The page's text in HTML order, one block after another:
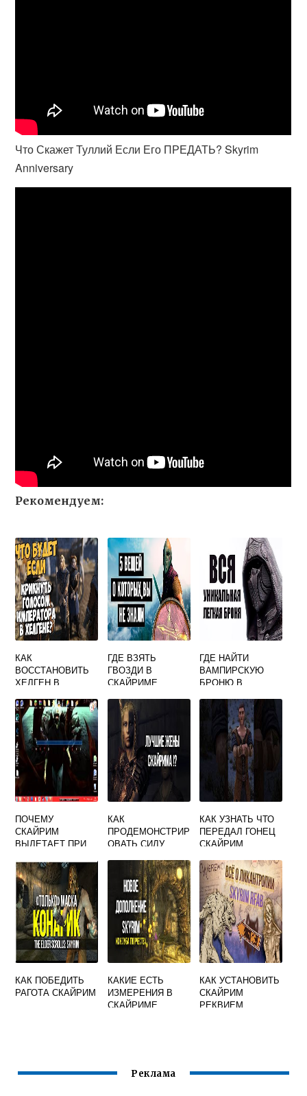
Что Скажет Туллий Если Его ПРЕДАТЬ? Skyrim
Anniversary
Рекомендуем:
КАК
ВОССТАНОВИТЬ
ХЕЛГЕН В
МОДОВ
ГДЕ ВЗЯТЬ
ГВОЗДИ В
СКАЙРИМЕ
ГДЕ НАЙТИ
ВАМПИРСКУЮ
БРОНЮ В
ПОЧЕМУ
СКАЙРИМ
ВЫЛЕТАЕТ ПРИ
КАК
ПРОДЕМОНСТРИР
ОВАТЬ СИЛУ
СКАЙРИМЕ
КАК УЗНАТЬ ЧТО
ПЕРЕДАЛ ГОНЕЦ
СКАЙРИМ
КАК ПОБЕДИТЬ
РАГОТА СКАЙРИМ
КАКИЕ ЕСТЬ
ИЗМЕРЕНИЯ В
СКАЙРИМЕ
КАК УСТАНОВИТЬ
СКАЙРИМ
РЕКВИЕМ
Реклама